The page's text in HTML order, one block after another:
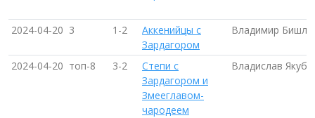
2024-04-20 3 1-2
Аккенийцы с
Зардагором
Владимир
2024-04-20 топ-8 3-2
Степи с
Зардагором и
Змееглавом-
чародеем
Владислав